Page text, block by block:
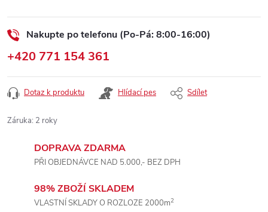
Nakupte po telefonu (Po-Pá: 8:00-16:00)
+420 771 154 361
Dotaz k produktu Hlídací pes Sdílet
Záruka: 2 roky
DOPRAVA ZDARMA
PŘI OBJEDNÁVCE NAD 5.000,- BEZ DPH
98% ZBOŽÍ SKLADEM
VLASTNÍ SKLADY O ROZLOZE 2000m2